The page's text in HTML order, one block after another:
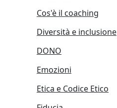
Cos'è il coaching
Diversità e inclusione
DONO
Emozioni
Etica e Codice Etico